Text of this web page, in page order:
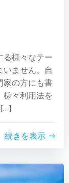
る様々なテー
ません、自
家の方にも書
様々利用法を
続きを表示